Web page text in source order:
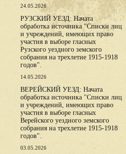
24.05.2026
РУЗСКИЙ УЕЗД: Начата
обработка источника "Списки лиц
и учреждений, имеющих право
участия в выборе гласных
Рузского уездного земского
собрания на трехлетие 1915-1918
годов".
14.05.2026
ВЕРЕЙСКИЙ УЕЗД: Начата
обработка источника "Списки лиц
и учреждений, имеющих право
участия в выборе гласных
Верейского уездного земского
собрания на трехлетие 1915-1918
годов".
03.05.2026